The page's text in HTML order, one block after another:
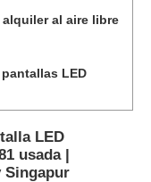
al aire libre
LED
LED
usada |
Singapur